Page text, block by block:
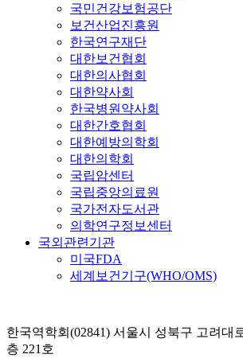
국민건강보험공단
보건산업진흥원
한국연구재단
대한보건협회
대한의사협회
대한약사회
한국병원약사회
대한간호협회
대한예방의학회
대한의학회
국립암센터
국립중앙의료원
국가전자도서관
의학연구정보센터
국외관련기관
미국FDA
세계보건기구(WHO/OMS)
한국역학회(02841) 서울시 성북구 고려대
층 221호